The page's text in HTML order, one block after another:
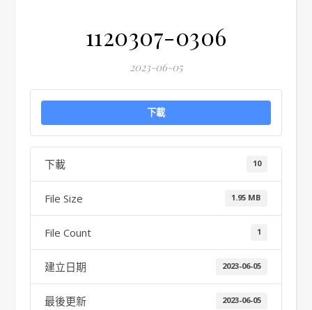
1120307-0306
2023-06-05
下載
下載 10
File Size 1.95 MB
File Count 1
建立日期 2023-06-05
最後更新 2023-06-05